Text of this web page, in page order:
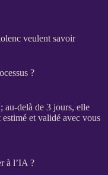
veulent savoir
?
au-delà de 3 jours, elle
et validé avec vous
à l’IA ?